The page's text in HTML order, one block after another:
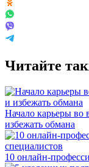
Читайте
Начало карьеры во
избежать обмана
10 онлайн-